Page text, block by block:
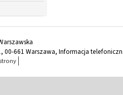
00-661 Warszawa, Informacja